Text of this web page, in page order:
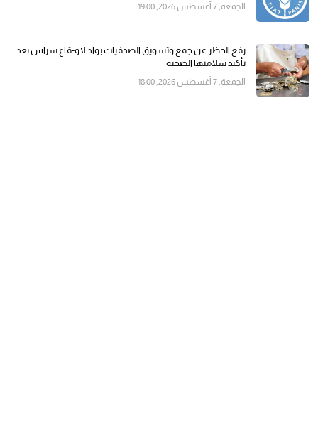
الجمعة, 7 أغسطس 2026, 19:00
رفع الحظر عن جمع وتسويق الصدفيات بواد لاو-قاع سراس بعد
تأكيد سلامتها الصحية
الجمعة, 7 أغسطس 2026, 18:00